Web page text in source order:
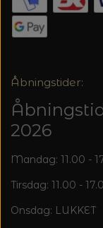
Åbningstider:
2026
Mandag: 11.00 -
Tirsdag: 11.00 -
Onsdag: LUKKET